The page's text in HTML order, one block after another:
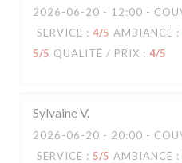
2026-06-20 - 12:00 -
SERVICE : 4/5 AMBIANCE :
5/5 QUALITÉ / PRIX : 4/5
SylvaineV
2026-06-20 - 20:00 -
SERVICE : 5/5 AMBIANCE :